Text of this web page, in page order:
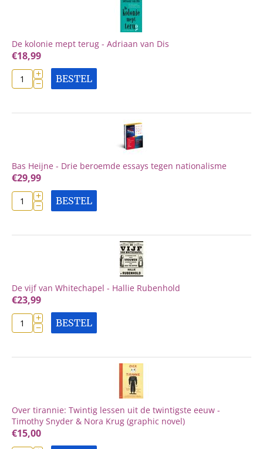
De kolonie mept terug - Adriaan van Dis
€18,99
+
− BESTEL
Bas Heijne - Drie beroemde essays tegen nationalisme
€29,99
+
− BESTEL
De vijf van Whitechapel - Hallie Rubenhold
€23,99
+
− BESTEL
Over tirannie: Twintig lessen uit de twintigste eeuw -
Timothy Snyder & Nora Krug (graphic novel)
€15,00